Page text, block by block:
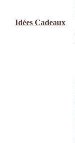
Idées Cadeaux